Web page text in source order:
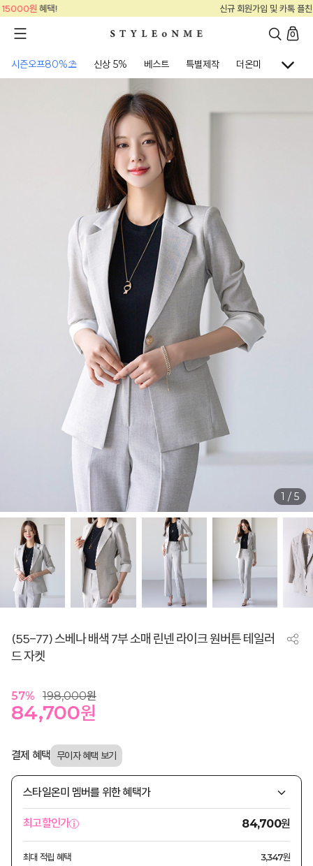
혜택!
0
시즌오프80%⛱ 신상 5% 베스트 특별제작 더온미 골프웨어
1 / 5
(55-77) 스베나 배색 7부 소매 린넨 라이크 원버튼 테일러
드 자켓
57% 198,000원
84,700원
결제 혜택
스타일온미 멤버를 위한 혜택가
최고할인가 84,700원
최대 적립 혜택 3,347원